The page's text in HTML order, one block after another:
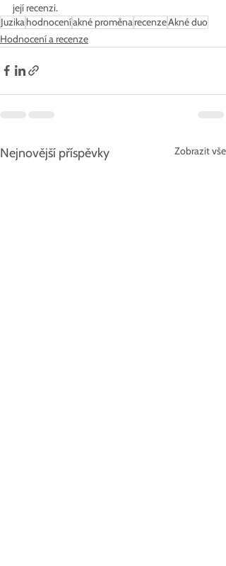
její recenzi.
Juzikahodnoceníakné proměnarecenzeAkné duo
Hodnocení a recenze
Nejnovější příspěvky Zobrazit vše